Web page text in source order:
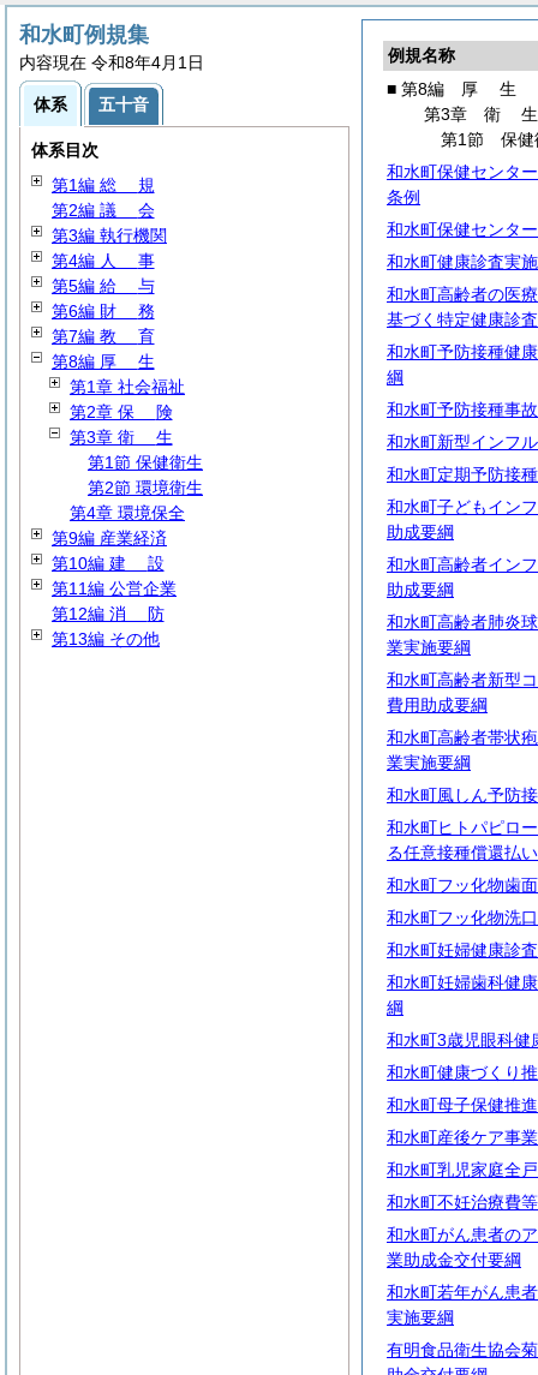
例規名称
■ 第8編 厚 生
第3章 衛生
第1節 保健
和水町保健センタ
条例
和水町保健センタ
和水町健康診査実
和水町高齢者の医
基づく特定健康診
和水町予防接種健
綱
和水町予防接種事
和水町新型インフ
和水町定期予防接
和水町子どもイン
助成要綱
和水町高齢者イン
助成要綱
和水町高齢者肺炎
業実施要綱
和水町高齢者新型
費用助成要綱
和水町高齢者帯状
業実施要綱
和水町風しん予防
和水町ヒトパピロ
る任意接種償還払
和水町フッ化物歯
和水町フッ化物洗
和水町妊婦健康診
和水町妊婦歯科健
綱
和水町3歳児眼科健
和水町健康づくり
和水町母子保健推
和水町産後ケア事
和水町乳児家庭全
和水町不妊治療費
和水町がん患者の
業助成金交付要綱
和水町若年がん患
実施要綱
有明食品衛生協会
和水町例規集
内容現在 令和8年4月1日
体系 五十音
体系目次
第1編 総 規
第2編 議 会
第3編 執行機関
第4編 人 事
第5編 給 与
第6編 財 務
第7編 教 育
第8編 厚 生
第1章 社会福祉
第2章 保
険
第3章 衛 生
第1節 保健衛生
第2節 環境衛生
第4章 環境保全
第9編 産業経済
第10編 建 設
第11編 公営企業
第12編 消 防
第13編 その他